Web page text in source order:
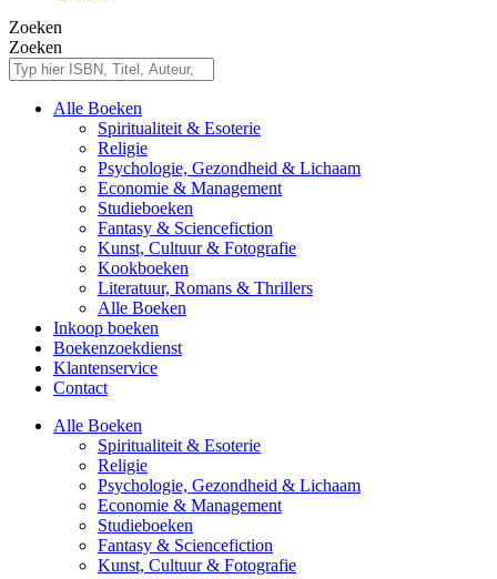
Zoeken
Zoeken
Alle Boeken
Spiritualiteit & Esoterie
Religie
Psychologie, Gezondheid & Lichaam
Economie & Management
Studieboeken
Fantasy & Sciencefiction
Kunst, Cultuur & Fotografie
Kookboeken
Literatuur, Romans & Thrillers
Alle Boeken
Inkoop boeken
Boekenzoekdienst
Klantenservice
Contact
Alle Boeken
Spiritualiteit & Esoterie
Religie
Psychologie, Gezondheid & Lichaam
Economie & Management
Studieboeken
Fantasy & Sciencefiction
Kunst, Cultuur & Fotografie